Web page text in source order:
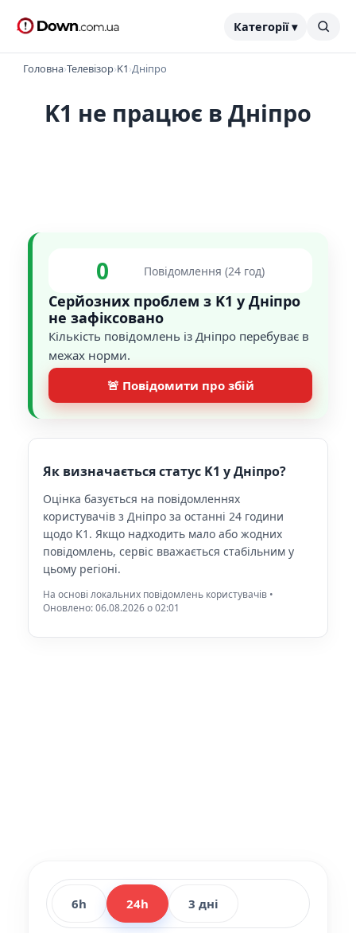
Категорії ▾
Головна›Телевізор›K1›Дніпро
K1 не працює в Дніпро
0 Повідомлення (24 год)
Серйозних проблем з K1 у Дніпро
не зафіксовано
Кількість повідомлень із Дніпро перебуває в
межах норми.
🚨 Повідомити про збій
Як визначається статус K1 у Дніпро?
Оцінка базується на повідомленнях
користувачів з Дніпро за останні 24 години
щодо K1. Якщо надходить мало або жодних
повідомлень, сервіс вважається стабільним у
цьому регіоні.
На основі локальних повідомлень користувачів •
Оновлено: 06.08.2026 o 02:01
6h 24h 3 дні